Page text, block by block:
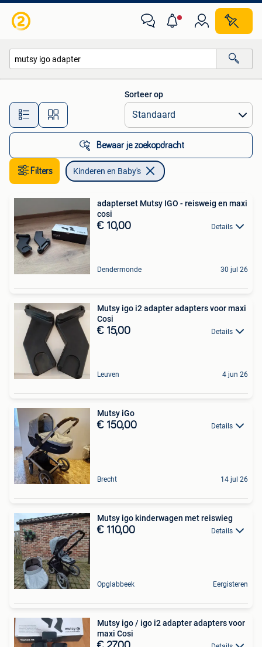
Alle afstanden…
Sorteer op
Bewaar je zoekopdracht
Filters Kinderen en Baby's
adapterset Mutsy IGO - reisweig en maxi
cosi
€ 10,00 Details
Dendermonde 30 jul 26
Mutsy igo i2 adapter adapters voor maxi
Cosi
€ 15,00 Details
Leuven 4 jun 26
Mutsy iGo
€ 150,00 Details
Brecht 14 jul 26
Mutsy igo kinderwagen met reiswieg
€ 110,00 Details
Opglabbeek Eergisteren
Mutsy igo / igo i2 adapter adapters voor
maxi Cosi